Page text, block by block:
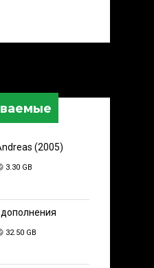
(2005)
3.30 GB
32.50 GB